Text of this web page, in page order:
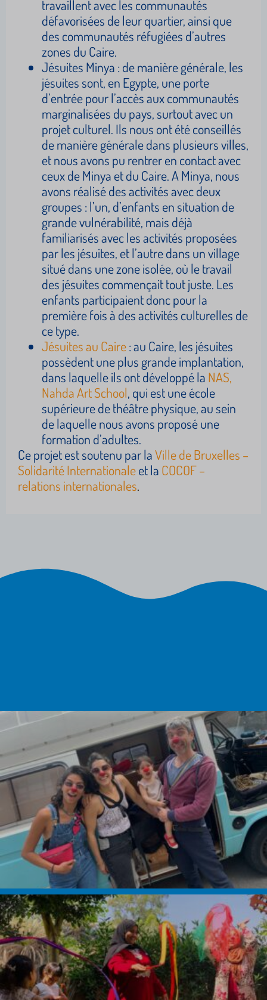
travaillent avec les communautés
défavorisées de leur quartier, ainsi que
des communautés réfugiées d’autres
zones du Caire.
Jésuites Minya : de manière générale, les
jésuites sont, en Egypte, une porte
d’entrée pour l’accès aux communautés
marginalisées du pays, surtout avec un
projet culturel. Ils nous ont été conseillés
de manière générale dans plusieurs villes,
et nous avons pu rentrer en contact avec
ceux de Minya et du Caire. A Minya, nous
avons réalisé des activités avec deux
groupes : l’un, d’enfants en situation de
grande vulnérabilité, mais déjà
familiarisés avec les activités proposées
par les jésuites, et l’autre dans un village
situé dans une zone isolée, où le travail
des jésuites commençait tout juste. Les
enfants participaient donc pour la
première fois à des activités culturelles de
ce type.
Jésuites au Caire: au Caire, les jésuites
possèdent une plus grande implantation,
dans laquelle ils ont développé la NAS,
Nahda Art School, qui est une école
supérieure de théâtre physique, au sein
de laquelle nous avons proposé une
formation d’adultes.
Ce projet est soutenu par laVille de Bruxelles –
Solidarité Internationaleet la COCOF –
relations internationales.